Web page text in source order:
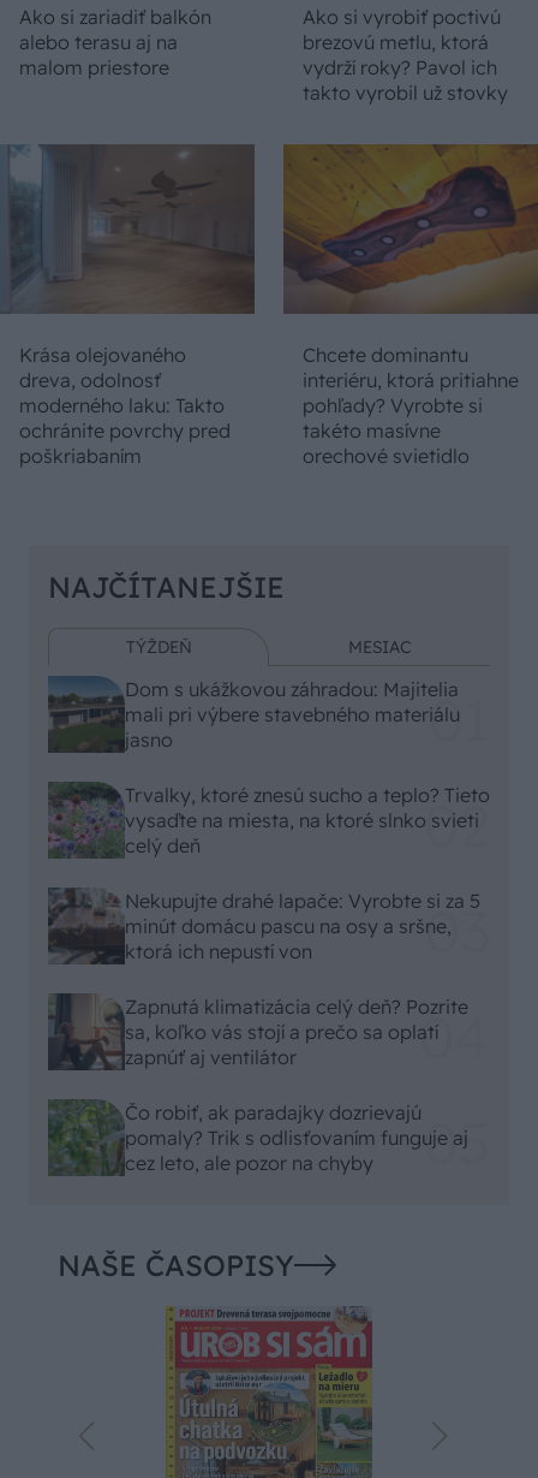
Ako si zariadiť balkón
alebo terasu aj na
malom priestore
Ako si vyrobiť poctivú
brezovú metlu, ktorá
vydrží roky? Pavol ich
takto vyrobil už stovky
Krása olejovaného
dreva, odolnosť
moderného laku: Takto
ochránite povrchy pred
poškriabaním
Chcete dominantu
interiéru, ktorá pritiahne
pohľady? Vyrobte si
takéto masívne
orechové svietidlo
NAJČÍTANEJŠIE
TÝŽDEŇ MESIAC
Dom s ukážkovou záhradou: Majitelia
mali pri výbere stavebného materiálu
jasno
Trvalky, ktoré znesú sucho a teplo? Tieto
vysaďte na miesta, na ktoré slnko svieti
celý deň
Nekupujte drahé lapače: Vyrobte si za 5
minút domácu pascu na osy a sršne,
ktorá ich nepustí von
Zapnutá klimatizácia celý deň? Pozrite
sa, koľko vás stojí a prečo sa oplatí
zapnúť aj ventilátor
Čo robiť, ak paradajky dozrievajú
pomaly? Trik s odlisťovaním funguje aj
cez leto, ale pozor na chyby
NAŠE ČASOPISY